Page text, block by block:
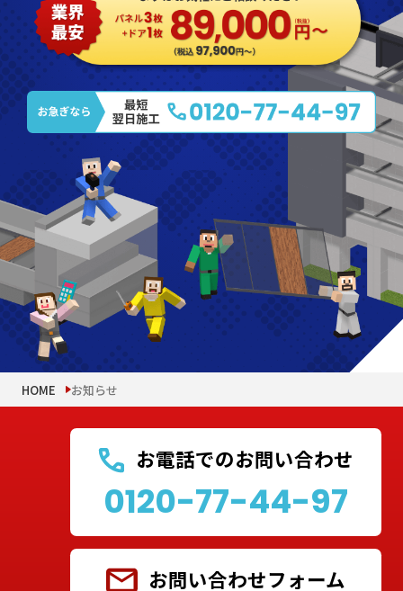
HOME お知らせ
お電話でのお問い合わせ
0120-77-44-97
お問い合わせフォーム